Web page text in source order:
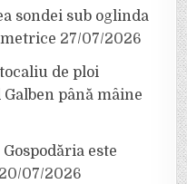
sondei sub oglinda
27/07/2026
de ploi
până mâine
este
20/07/2026